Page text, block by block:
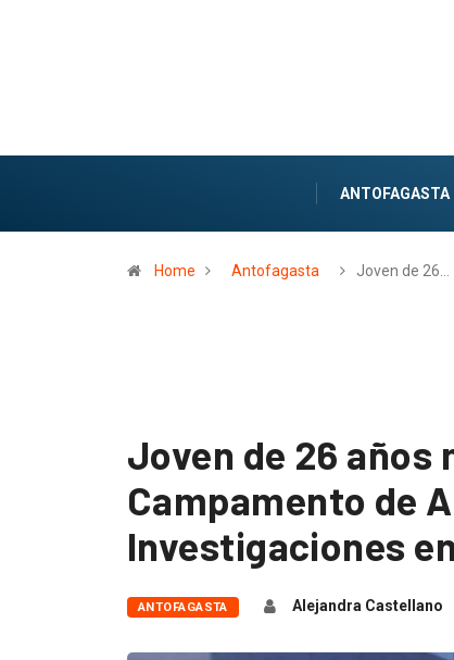
ANTOFAGASTA
Home Antofagasta Joven de 26…
Joven de 26 años
Campamento de
Investigaciones
ANTOFAGASTA Alejandra Castellano